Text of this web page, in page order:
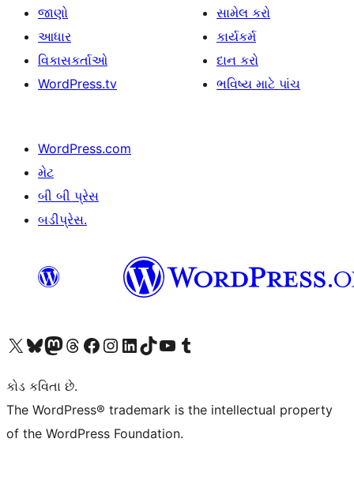
જાણો
આધાર
વિકાસકર્તાઓ
WordPress.tv
સામેલ કરો
કાર્યકર્મ
દાન કરો
ભવિષ્ય માટે પાંચ
WordPress.com
મેટ
બી બી પ્રેસ
બડીપ્રેસ.
અમારા X (અગાઉ ટ્વિટર) એકાઉન્ટની મુલાકાત લોઅમારા Bluesky એકાઉન્ટની મુલાકાત લોઅમારા માસ્ટોડોન એકાઉન્ટની મુલાકાત લોઅમારા Threads એકાઉન્ટની મુલાકાત લો અમારા ફેસબુક પેજની મુલાકાત લોઅમારા ઇન્સ્ટાગ્રામ એકાઉન્ટની મુલાકાત લો અમારા LinkedIn એકાઉન્ટની મુલાકાત લોઅમારા TikTok એકાઉન્ટની મુલાકાત લોઅમારી YouTube ચેનલની મુલાકાત લો અમારા Tumblr એકાઉન્ટની મુલાકાત લો
કોડ કવિતા છે.
The WordPress® trademark is the intellectual property
of the WordPress Foundation.